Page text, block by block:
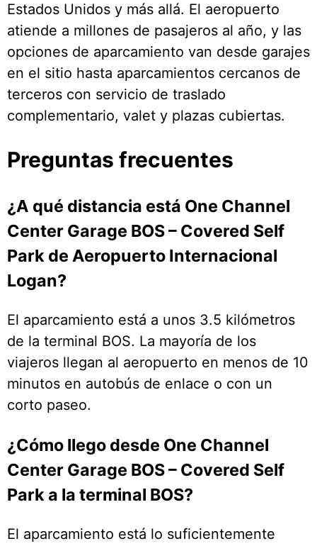
Estados Unidos y más allá. El aeropuerto
atiende a millones de pasajeros al año, y las
opciones de aparcamiento van desde garajes
en el sitio hasta aparcamientos cercanos de
terceros con servicio de traslado
complementario, valet y plazas cubiertas.
Preguntas frecuentes
¿A qué distancia está One Channel
Center Garage BOS – Covered Self
Park de Aeropuerto Internacional
Logan?
El aparcamiento está a unos 3.5 kilómetros
de la terminal BOS. La mayoría de los
viajeros llegan al aeropuerto en menos de 10
minutos en autobús de enlace o con un
corto paseo.
¿Cómo llego desde One Channel
Center Garage BOS – Covered Self
Park a la terminal BOS?
El aparcamiento está lo suficientemente